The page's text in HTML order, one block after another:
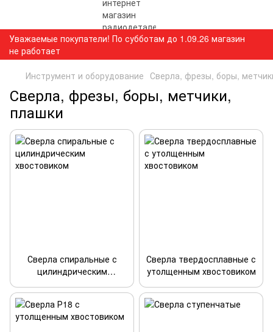
Уважаемые покупатели! По субботам до 1.09.26 магазин
не работает
Инструмент и оборудование Сверла, фрезы, боры,
Сверла, фрезы, боры, метчики,
плашки
Сверла спиральные с
цилиндрическим
Сверла твердосплавные с
утолщенным хвостовиком